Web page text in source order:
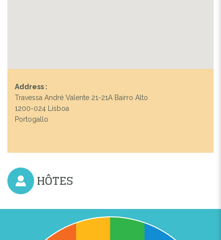
Address :
Travessa André Valente 21-21A Bairro Alto
1200-024 Lisboa
Portogallo
HÔTES